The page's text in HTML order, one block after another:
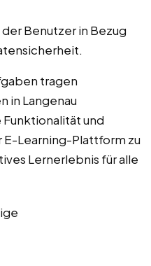
Benutzer in Bezug
tragen
in Langenau
und
Learning-Plattform zu
Lernerlebnis für alle